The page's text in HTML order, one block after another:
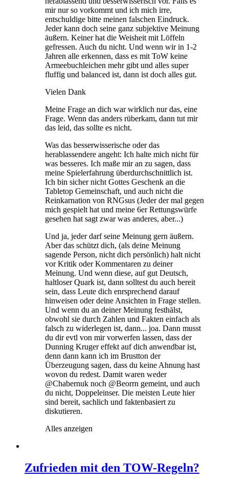
mir nur so vorkommt und ich mich irre,
entschuldige bitte meinen falschen Eindruck.
Jeder kann doch seine ganz subjektive Meinung
äußern. Keiner hat die Weisheit mit Löffeln
gefressen. Auch du nicht. Und wenn wir in 1-2
Jahren alle erkennen, dass es mit ToW keine
Armeebuchleichen mehr gibt und alles super
fluffig und balanced ist, dann ist doch alles gut.
Vielen Dank
Meine Frage an dich war wirklich nur das, eine
Frage. Wenn das anders rüberkam, dann tut mir
das leid, das sollte es nicht.
Was das besserwisserische oder das
herablassendere angeht: Ich halte mich nicht für
was besseres. Ich maße mir an zu sagen, dass
meine Spielerfahrung überdurchschnittlich ist.
Ich bin sicher nicht Gottes Geschenk an die
Tabletop Gemeinschaft, und auch nicht die
Reinkarnation von RNGsus (Jeder der mal gegen
mich gespielt hat und meine 6er Rettungswürfe
gesehen hat sagt zwar was anderes, aber...)
Und ja, jeder darf seine Meinung gern äußern.
Aber das schützt dich, (als deine Meinung
sagende Person, nicht dich persönlich) halt nicht
vor Kritik oder Kommentaren zu deiner
Meinung. Und wenn diese, auf gut Deutsch,
haltloser Quark ist, dann solltest du auch bereit
sein, dass Leute dich enrsprechend darauf
hinweisen oder deine Ansichten in Frage stellen.
Und wenn du an deiner Meinung festhälst,
obwohl sie durch Zahlen und Fakten einfach als
falsch zu widerlegen ist, dann... joa. Dann musst
du dir evtl von mir vorwerfen lassen, dass der
Dunning Kruger effekt auf dich anwendbar ist,
denn dann kann ich im Brustton der
Überzeugung sagen, dass du keine Ahnung hast
wovon du redest. Damit waren weder
@Chabernuk noch @Beorrn gemeint, und auch
du nicht, Doppeleinser. Die meisten Leute hier
sind bereit, sachlich und faktenbasiert zu
diskutieren.
Alles anzeigen
Zufrieden mit den TOW-Regeln?